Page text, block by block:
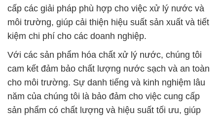
cấp các giải pháp phù hợp cho việc xử lý nước và
môi trường, giúp cải thiện hiệu suất sản xuất và tiết
kiệm chi phí cho các doanh nghiệp.
Với các sản phẩm hóa chất xử lý nước, chúng tôi
cam kết đảm bảo chất lượng nước sạch và an toàn
cho môi trường. Sự danh tiếng và kinh nghiệm lâu
năm của chúng tôi là bảo đảm cho việc cung cấp
sản phẩm có chất lượng và hiệu suất tối ưu, giúp